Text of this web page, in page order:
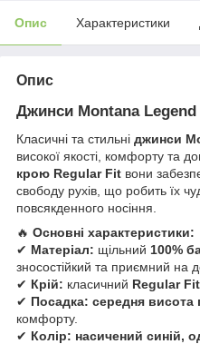
Опис Характеристики
Опис
Джинси Montana
Класичні та стильні джинси
високої якості, комфорту та
крою Regular Fit вони
свободу рухів, що робить їх
повсякденного носіння.
🔥 Основні характеристики:
✔ Матеріал: щільний 100%
зносостійкий та приємний на
✔ Крій: класичний Regular
✔ Посадка: середня висота
комфорту.
✔ Колір: насичений синій,